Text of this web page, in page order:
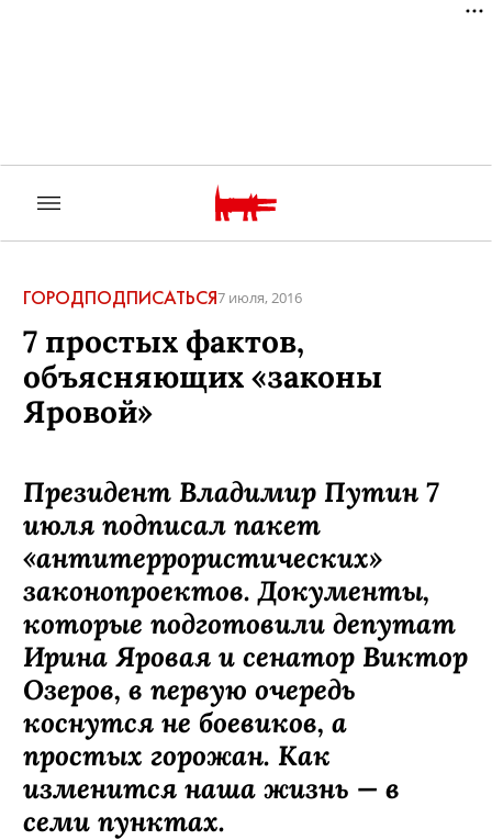
ГОРОДПОДПИСАТЬСЯ7 июля, 2016
7 простых фактов,
объясняющих «законы
Яровой»
Президент Владимир Путин 7
июля подписал пакет
«антитеррористических»
законопроектов. Документы,
которые подготовили депутат
Ирина Яровая и сенатор Виктор
Озеров, в первую очередь
коснутся не боевиков, а
простых горожан. Как
изменится наша жизнь — в
семи пунктах.